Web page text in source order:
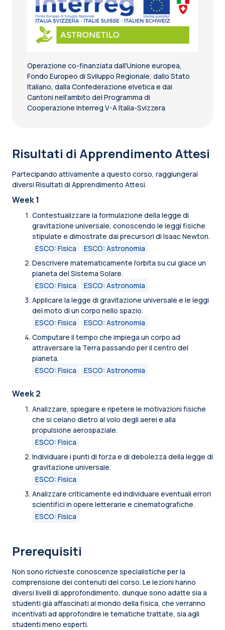
Operazione co-finanziata dall’Unione europea,
Fondo Europeo di Sviluppo Regionale, dallo Stato
Italiano, dalla Confederazione elvetica e dai
Cantoni nell’ambito del Programma di
Cooperazione Interreg V-A Italia-Svizzera
Risultati di Apprendimento Attesi
Partecipando attivamente a questo corso, raggiungerai
diversi Risultati di Apprendimento Attesi.
Week 1
Contestualizzare la formulazione della legge di
gravitazione universale, conoscendo le leggi fisiche
stipulate e dimostrate dai precursori di Isaac Newton.
ESCO: Fisica
ESCO: Astronomia
Descrivere matematicamente l’orbita su cui giace un
pianeta del Sistema Solare.
ESCO: Fisica
ESCO: Astronomia
Applicare la legge di gravitazione universale e le leggi
del moto di un corpo nello spazio.
ESCO: Fisica
ESCO: Astronomia
Computare il tempo che impiega un corpo ad
attraversare la Terra passando per il centro del
pianeta.
ESCO: Fisica
ESCO: Astronomia
Week 2
Analizzare, spiegare e ripetere le motivazioni fisiche
che si celano dietro al volo degli aerei e alla
propulsione aerospaziale.
ESCO: Fisica
Individuare i punti di forza e di debolezza della legge di
gravitazione universale.
ESCO: Fisica
Analizzare criticamente ed individuare eventuali errori
scientifici in opere letterarie e cinematografiche.
ESCO: Fisica
Prerequisiti
Non sono richieste conoscenze specialistiche per la
comprensione dei contenuti del corso. Le lezioni hanno
diversi livelli di approfondimento, dunque sono adatte sia a
studenti già affascinati al mondo della fisica, che verranno
incentivati ad approfondire le tematiche trattate, sia agli
studenti meno esperti.